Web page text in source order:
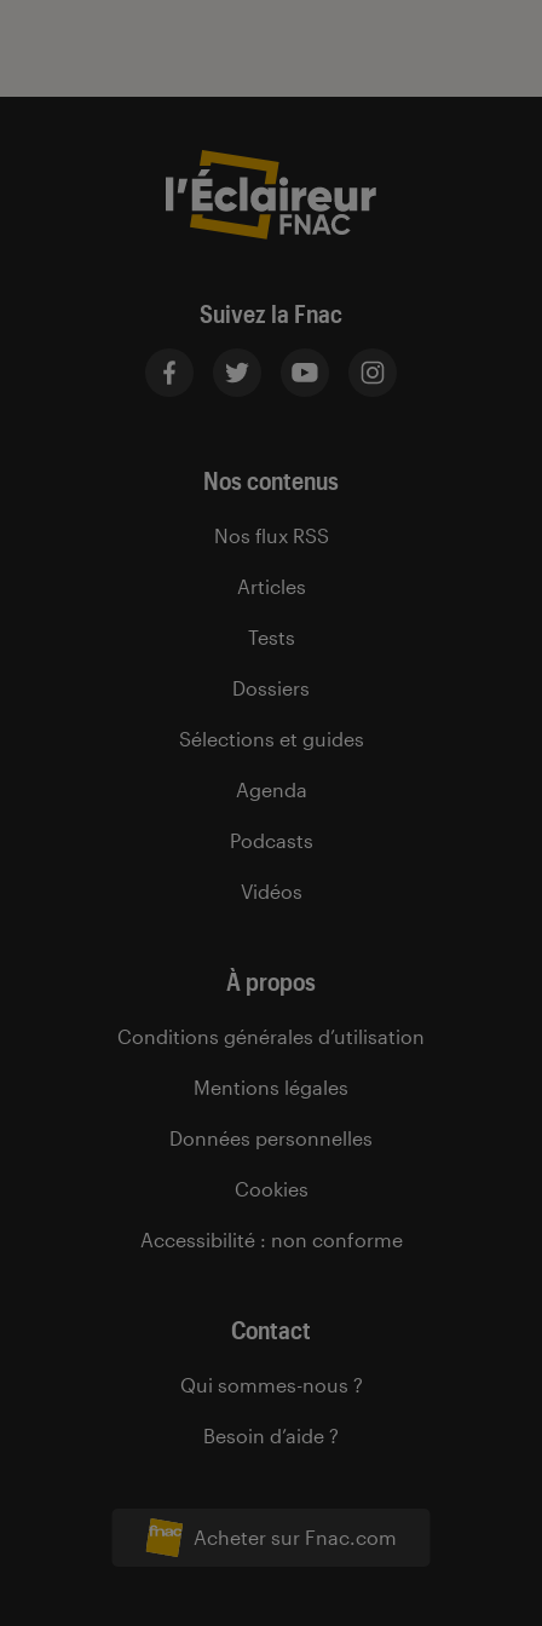
Suivez la Fnac
Acheter sur Fnac.com
Nos contenus
Nos flux RSS
Articles
Tests
Dossiers
Sélections et guides
Agenda
Podcasts
Vidéos
À propos
Conditions générales d’utilisation
Mentions légales
Données personnelles
Cookies
Accessibilité : non conforme
Contact
Qui sommes-nous ?
Besoin d’aide ?